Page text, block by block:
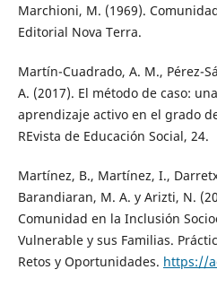
Marchioni, M. (1969).
Editorial Nova Terra.
Martín-Cuadrado, A. M., Pérez-
A. (2017). El método de caso:
aprendizaje activo en el grado
REvista de Educación Social, 24.
Martínez, B., Martínez, I.,
Barandiaran, M. A. y Arizti, N.
Comunidad en la Inclusión
Vulnerable y sus Familias.
Retos y Oportunidades. https://